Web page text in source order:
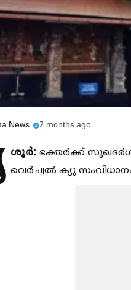
News 2 months ago
ശൂർ: ഭക്തര്‍ക്ക്
വെര്‍ച്വല്‍ ക്യു